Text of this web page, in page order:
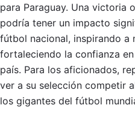
para Paraguay. Una victoria
podría tener un impacto
fútbol nacional, inspirando a
fortaleciendo la confianza
país. Para los aficionados,
ver a su selección competir
los gigantes del fútbol